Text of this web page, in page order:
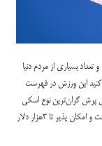
بسیاری از مردم دنیا
کنید این ورزش در فهرست
پرش گران‌ترین نوع اسکی
است که می‌توانید در آن شرکت کنید. تجهیزات آن زیاد گران‌قیمت است و امکان پذیر تا ۳هزار دلار